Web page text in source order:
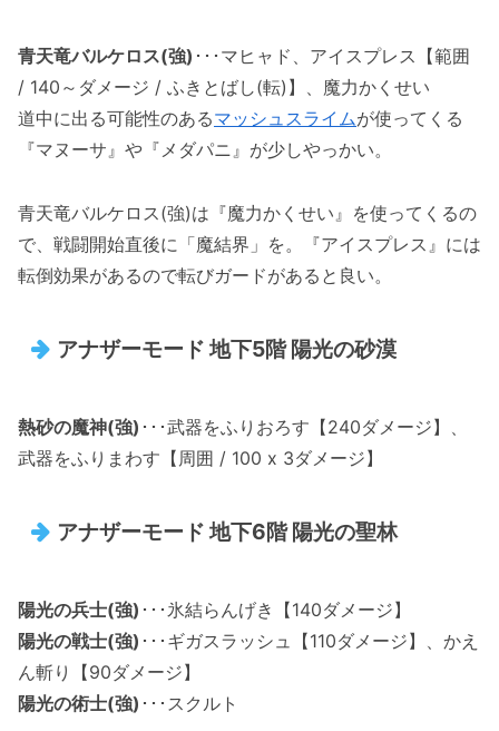
青天竜バルケロス(強) ･･･マヒャド、アイスプレス【範囲
/ 140～ダメージ / ふきとばし(転)】、魔力かくせい
道中に出る可能性のあるマッシュスライムが使ってくる
『マヌーサ』や『メダパニ』が少しやっかい。
青天竜バルケロス(強)は『魔力かくせい』を使ってくるの
で、戦闘開始直後に「魔結界」を。『アイスプレス』には
転倒効果があるので転びガードがあると良い。
アナザーモード 地下5階 陽光の砂漠
熱砂の魔神(強) ･･･武器をふりおろす【240ダメージ】、
武器をふりまわす【周囲 / 100 x 3ダメージ】
アナザーモード 地下6階 陽光の聖林
陽光の兵士(強) ･･･氷結らんげき【140ダメージ】
陽光の戦士(強) ･･･ギガスラッシュ【110ダメージ】、かえ
ん斬り【90ダメージ】
陽光の術士(強) ･･･スクルト